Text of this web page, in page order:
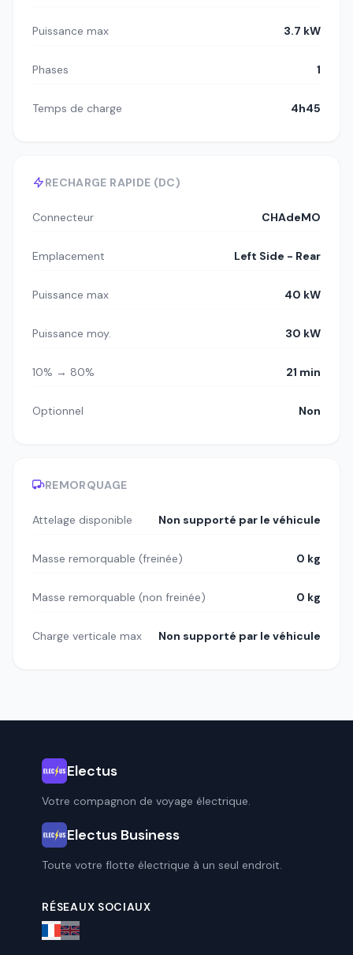
Puissance max 3.7 kW
Phases 1
Temps de charge 4h45
RECHARGE RAPIDE (DC)
Connecteur CHAdeMO
Emplacement Left Side - Rear
Puissance max 40 kW
Puissance moy. 30 kW
10% → 80% 21 min
Optionnel Non
REMORQUAGE
Attelage disponible Non supporté par le véhicule
Masse remorquable (freinée) 0 kg
Masse remorquable (non freinée) 0 kg
Charge verticale max Non supporté par le véhicule
Electus
Votre compagnon de voyage électrique.
Electus Business
Toute votre flotte électrique à un seul endroit.
RÉSEAUX SOCIAUX